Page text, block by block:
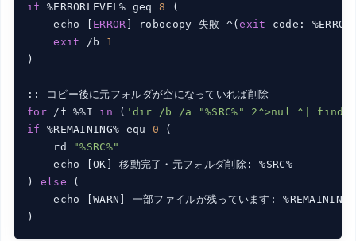
if
%ERRORLEVEL% geq 8 (
    echo [
ERROR ] robocopy 失敗 ^(exit
code:
exit /b 1
)
for /f %%I in ( 'dir /b /a "%SRC%" 2^>nul ^|
if
%REMAINING% equ 0 (
    rd
"%SRC%"
    echo [OK] 移動完了・元フォルダ削除: %SRC%
) else (
echo [WARN] 一部ファイルが残っています: